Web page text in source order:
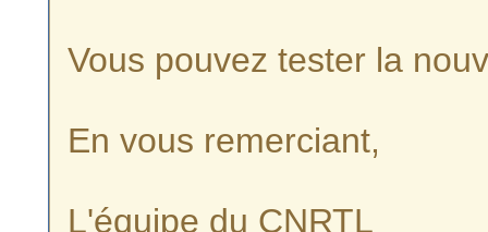
Vous pouvez tester la
En vous remerciant,
L'équipe du CNRTL